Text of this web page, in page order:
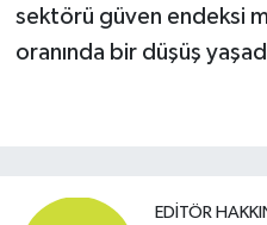
sektörü güven endeksi
oranında bir düşüş
EDITÖR